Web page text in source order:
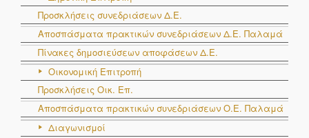
Προσκλήσεις συνεδριάσεων Δ.Ε.
Αποσπάσματα πρακτικών συνεδριάσεων Δ.E. Παλαμά
Πίνακες δημοσιεύσεων αποφάσεων Δ.Ε.
Οικονομική Επιτροπή
Προσκλήσεις Οικ. Επ.
Αποσπάσματα πρακτικών συνεδριάσεων Ο.E. Παλαμά
Διαγωνισμοί